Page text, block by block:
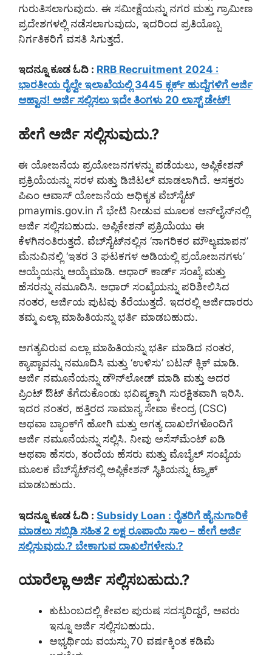
ಗುರುತಿಸಲಾಗುವುದು. ಈ ಸಮೀಕ್ಷೆಯನ್ನು ನಗರ ಮತ್ತು ಗ್ರಾಮೀಣ
ಪ್ರದೇಶಗಳಲ್ಲಿ ನಡೆಸಲಾಗುವುದು, ಇದರಿಂದ ಪ್ರತಿಯೊಬ್ಬ
ನಿರ್ಗತಿಕರಿಗೆ ವಸತಿ ಸಿಗುತ್ತದೆ.
ಇದನ್ನೂ ಕೂಡ ಓದಿ : RRB Recruitment 2024 :
ಭಾರತೀಯ ರೈಲ್ವೇ ಇಲಾಖೆಯಲ್ಲಿ 3445 ಕ್ಲರ್ಕ್ ಹುದ್ದೆಗಳಿಗೆ ಅರ್ಜಿ
ಆಹ್ವಾನ! ಅರ್ಜಿ ಸಲ್ಲಿಸಲು ಇದೇ ತಿಂಗಳು 20 ಲಾಸ್ಟ್ ಡೇಟ್!
ಹೇಗೆ ಅರ್ಜಿ ಸಲ್ಲಿಸುವುದು.?
ಈ ಯೋಜನೆಯ ಪ್ರಯೋಜನಗಳನ್ನು ಪಡೆಯಲು, ಅಪ್ಲಿಕೇಶನ್
ಪ್ರಕ್ರಿಯೆಯನ್ನು ಸರಳ ಮತ್ತು ಡಿಜಿಟಲ್ ಮಾಡಲಾಗಿದೆ. ಆಸಕ್ತರು
ಪಿಎಂ ಆವಾಸ್ ಯೋಜನೆಯ ಅಧಿಕೃತ ವೆಬ್‌ಸೈಟ್
pmaymis.gov.in ಗೆ ಭೇಟಿ ನೀಡುವ ಮೂಲಕ ಆನ್‌ಲೈನ್‌ನಲ್ಲಿ
ಅರ್ಜಿ ಸಲ್ಲಿಸಬಹುದು. ಅಪ್ಲಿಕೇಶನ್ ಪ್ರಕ್ರಿಯೆಯು ಈ
ಕೆಳಗಿನಂತಿರುತ್ತದೆ. ವೆಬ್‌ಸೈಟ್‌ನಲ್ಲಿನ ‘ನಾಗರಿಕರ ಮೌಲ್ಯಮಾಪನ’
ಮೆನುವಿನಲ್ಲಿ ‘ಇತರ 3 ಘಟಕಗಳ ಅಡಿಯಲ್ಲಿ ಪ್ರಯೋಜನಗಳು’
ಆಯ್ಕೆಯನ್ನು ಆಯ್ಕೆಮಾಡಿ. ಆಧಾರ್ ಕಾರ್ಡ್ ಸಂಖ್ಯೆ ಮತ್ತು
ಹೆಸರನ್ನು ನಮೂದಿಸಿ. ಆಧಾರ್ ಸಂಖ್ಯೆಯನ್ನು ಪರಿಶೀಲಿಸಿದ
ನಂತರ, ಅರ್ಜಿಯ ಪುಟವು ತೆರೆಯುತ್ತದೆ. ಇದರಲ್ಲಿ ಅರ್ಜಿದಾರರು
ತಮ್ಮ ಎಲ್ಲಾ ಮಾಹಿತಿಯನ್ನು ಭರ್ತಿ ಮಾಡಬಹುದು.
ಅಗತ್ಯವಿರುವ ಎಲ್ಲಾ ಮಾಹಿತಿಯನ್ನು ಭರ್ತಿ ಮಾಡಿದ ನಂತರ,
ಕ್ಯಾಪ್ಚಾವನ್ನು ನಮೂದಿಸಿ ಮತ್ತು ‘ಉಳಿಸು’ ಬಟನ್ ಕ್ಲಿಕ್ ಮಾಡಿ.
ಅರ್ಜಿ ನಮೂನೆಯನ್ನು ಡೌನ್‌ಲೋಡ್ ಮಾಡಿ ಮತ್ತು ಅದರ
ಪ್ರಿಂಟ್ ಔಟ್ ತೆಗೆದುಕೊಂಡು ಭವಿಷ್ಯಕ್ಕಾಗಿ ಸುರಕ್ಷಿತವಾಗಿ ಇರಿಸಿ.
ಇದರ ನಂತರ, ಹತ್ತಿರದ ಸಾಮಾನ್ಯ ಸೇವಾ ಕೇಂದ್ರ (CSC)
ಅಥವಾ ಬ್ಯಾಂಕ್‌ಗೆ ಹೋಗಿ ಮತ್ತು ಅಗತ್ಯ ದಾಖಲೆಗಳೊಂದಿಗೆ
ಅರ್ಜಿ ನಮೂನೆಯನ್ನು ಸಲ್ಲಿಸಿ. ನೀವು ಅಸೆಸ್‌ಮೆಂಟ್ ಐಡಿ
ಅಥವಾ ಹೆಸರು, ತಂದೆಯ ಹೆಸರು ಮತ್ತು ಮೊಬೈಲ್ ಸಂಖ್ಯೆಯ
ಮೂಲಕ ವೆಬ್‌ಸೈಟ್‌ನಲ್ಲಿ ಅಪ್ಲಿಕೇಶನ್ ಸ್ಥಿತಿಯನ್ನು ಟ್ರ್ಯಾಕ್
ಮಾಡಬಹುದು.
ಇದನ್ನೂ ಕೂಡ ಓದಿ : Subsidy Loan : ರೈತರಿಗೆ ಹೈನುಗಾರಿಕೆ
ಮಾಡಲು ಸಬ್ಸಿಡಿ ಸಹಿತ 2 ಲಕ್ಷ ರೂಪಾಯಿ ಸಾಲ – ಹೇಗೆ ಅರ್ಜಿ
ಸಲ್ಲಿಸುವುದು.? ಬೇಕಾಗುವ ದಾಖಲೆಗಳೇನು.?
ಯಾರೆಲ್ಲಾ ಅರ್ಜಿ ಸಲ್ಲಿಸಬಹುದು.?
ಕುಟುಂಬದಲ್ಲಿ ಕೇವಲ ಪುರುಷ ಸದಸ್ಯರಿದ್ದರೆ, ಅವರು
ಇನ್ನೂ ಅರ್ಜಿ ಸಲ್ಲಿಸಬಹುದು.
ಅಭ್ಯರ್ಥಿಯ ವಯಸ್ಸು 70 ವರ್ಷಕ್ಕಿಂತ ಕಡಿಮೆ